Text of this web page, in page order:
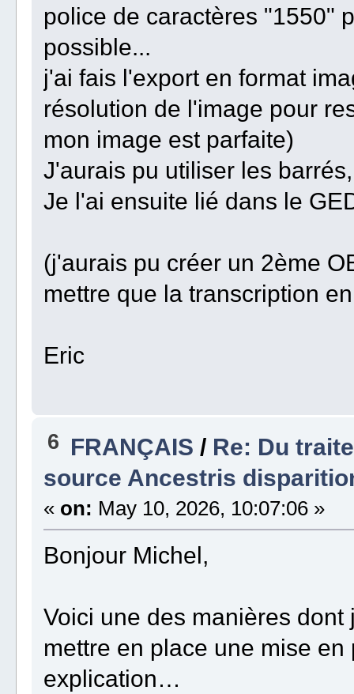
police de caractères "1550"
possible...
j'ai fais l'export en format
résolution de l'image pour
mon image est parfaite)
J'aurais pu utiliser les
Je l'ai ensuite lié dans le
(j'aurais pu créer un 2ème
mettre que la transcription
Eric
6 FRANÇAIS / Re: Du
source Ancestris
« on: May 10, 2026, 10:07:06 »
Bonjour Michel,
Voici une des manières
mettre en place une mise
explication…